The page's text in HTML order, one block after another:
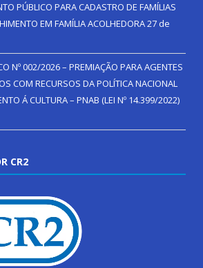
PÚBLICO PARA CADASTRO DE FAMÍLIAS
EM FAMÍLIA ACOLHEDORA27 de
Nº 002/2026 – PREMIAÇÃO PARA AGENTES
COM RECURSOS DA POLÍTICA NACIONAL
Á CULTURA – PNAB (LEI Nº 14.399/2022)
CR2